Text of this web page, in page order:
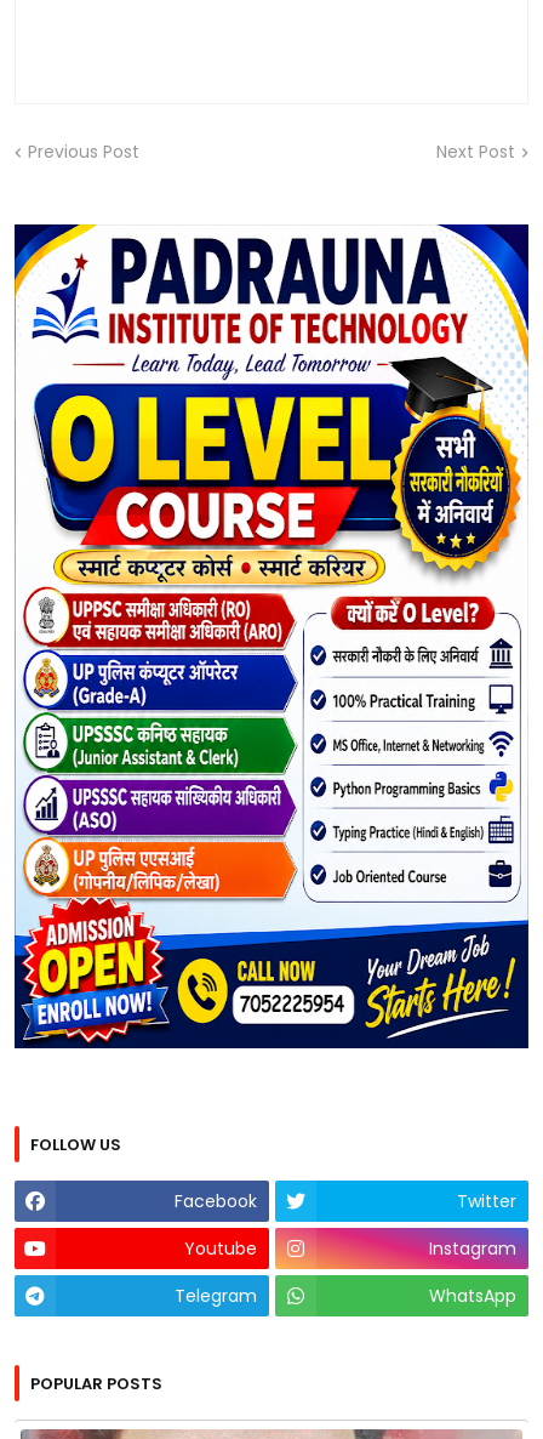
Previous Post Next Post
FOLLOW US
Facebook
Twitter
Youtube
Instagram
Telegram
WhatsApp
POPULAR POSTS